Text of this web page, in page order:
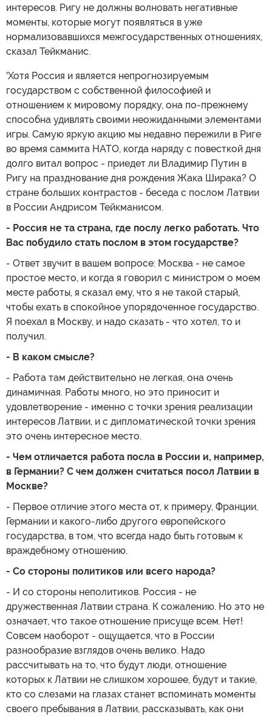
интересов. Ригу не должны волновать негативные
моменты, которые могут появляться в уже
нормализовавшихся межгосударственных отношениях,
сказал Тейкманис.
'Хотя Россия и является непрогнозируемым
государством с собственной философией и
отношением к мировому порядку, она по-прежнему
способна удивлять своими неожиданными элементами
игры. Самую яркую акцию мы недавно пережили в Риге
во время саммита НАТО, когда наряду с повесткой дня
долго витал вопрос - приедет ли Владимир Путин в
Ригу на празднование дня рождения Жака Ширака? О
стране больших контрастов - беседа с послом Латвии
в России Андрисом Тейкманисом.
- Россия не та страна, где послу легко работать. Что
Вас побудило стать послом в этом государстве?
- Ответ звучит в вашем вопросе: Москва - не самое
простое место, и когда я говорил с министром о моем
месте работы, я сказал ему, что я не такой старый,
чтобы ехать в спокойное упорядоченное государство.
Я поехал в Москву, и надо сказать - что хотел, то и
получил.
- В каком смысле?
- Работа там действительно не легкая, она очень
динамичная. Работы много, но это приносит и
удовлетворение - именно с точки зрения реализации
интересов Латвии, и с дипломатической точки зрения
это очень интересное место.
- Чем отличается работа посла в России и, например,
в Германии? С чем должен считаться посол Латвии в
Москве?
- Первое отличие этого места от, к примеру, Франции,
Германии и какого-либо другого европейского
государства, в том, что всегда надо быть готовым к
враждебному отношению.
- Со стороны политиков или всего народа?
- И со стороны неполитиков. Россия - не
дружественная Латвии страна. К сожалению. Но это не
означает, что такое отношение присуще всем. Нет!
Совсем наоборот - ощущается, что в России
разнообразие взглядов очень велико. Надо
рассчитывать на то, что будут люди, отношение
которых к Латвии не слишком хорошее, будут и такие,
кто со слезами на глазах станет вспоминать моменты
своего пребывания в Латвии, рассказывать, как они